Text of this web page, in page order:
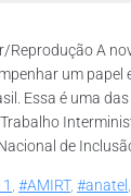
Reprodução A
um
Essa é uma
de
, #AMIRT, #anatel ,